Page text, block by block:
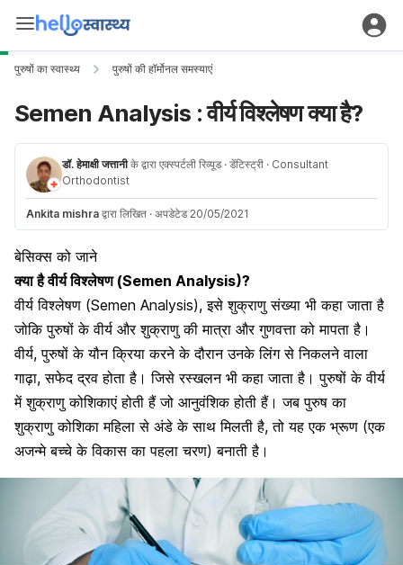
पुरुषों का स्वास्थ्य पुरुषों की हॉर्मोनल समस्याएं
Semen Analysis : वीर्य विश्लेषण क्या है?
डॉ. हेमाक्षी जत्तानीके द्वारा एक्स्पर्टली रिव्यूड · डेंटिस्ट्री · Consultant
Orthodontist
Ankita mishra द्वारा लिखित · अपडेटेड 20/05/2021
बेसिक्स को जाने
क्या है वीर्य विश्लेषण (Semen Analysis)?
वीर्य विश्लेषण (Semen Analysis), इसे शुक्राणु संख्या भी कहा जाता है
जोकि पुरुषों के वीर्य और शुक्राणु की मात्रा और गुणवत्ता को मापता है।
वीर्य, पुरुषों के यौन क्रिया करने के दौरान उनके लिंग से निकलने वाला
गाढ़ा, सफेद द्रव होता है। जिसे रस्खलन भी कहा जाता है। पुरुषों के वीर्य
में शुक्राणु कोशिकाएं होती हैं जो आनुवंशिक होती हैं। जब पुरुष का
शुक्राणु कोशिका महिला से अंडे के साथ मिलती है, तो यह एक भ्रूण (एक
अजन्मे बच्चे के विकास का पहला चरण) बनाती है।